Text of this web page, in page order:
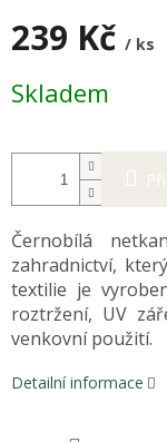
239 Kč / ks
cena:
Skladem
Černobílá
zahradnictví,
textilie je
roztržení, UV
venkovní použití.
Detailní informace